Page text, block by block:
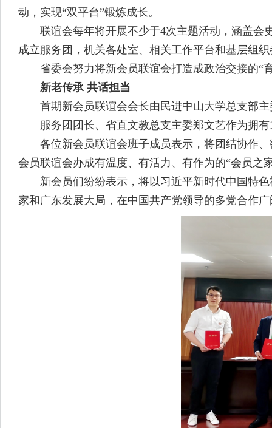
动，实现“双平台”锻炼成长。
联谊会每年将开展不少于4次主题活动，涵盖会
成立服务团，机关各处室、相关工作平台和基层组
省委会努力将新会员联谊会打造成政治交接的“育
新老传承 共话担当
首期新会员联谊会会长由民进中山大学总支部主
服务团团长、省直文教总支主委郑文艺作为拥有
各位新会员联谊会班子成员表示，将团结协作、
会员联谊会办成有温度、有活力、有作为的“会员之
新会员们纷纷表示，将以习近平新时代中国特色
家和广东发展大局，在中国共产党领导的多党合作